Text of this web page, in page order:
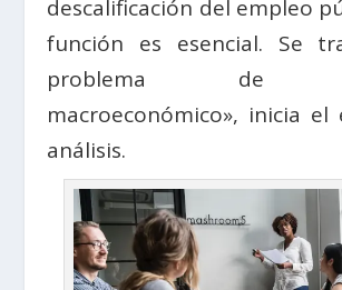
descalificación del empleo
función es esencial. Se
problema de
macroeconómico», inicia el
análisis.